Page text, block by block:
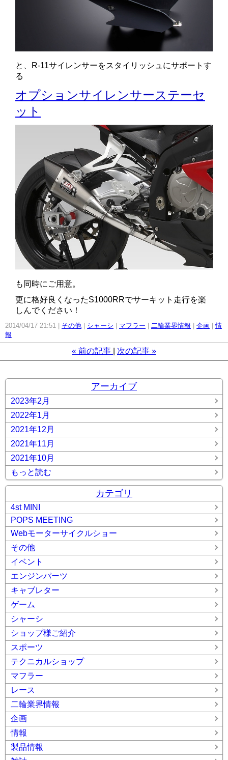
と、R-11サイレンサーをスタイリッシュにサポートす
る
オプションサイレンサーステーセ
ット
も同時にご用意。
更に格好良くなったS1000RRでサーキット走行を楽
しんでください！
2014/04/17 21:51 その他 シャーシ マフラー 二輪業界情報 企画
情
報
« 前の記事 次の記事 »
アーカイブ
2023年2月
2022年1月
2021年12月
2021年11月
2021年10月
もっと読む
カテゴリ
4st MINI
POPS MEETING
Webモーターサイクルショー
その他
イベント
エンジンパーツ
キャブレター
ゲーム
シャーシ
ショップ様ご紹介
スポーツ
テクニカルショップ
マフラー
レース
二輪業界情報
企画
情報
製品情報